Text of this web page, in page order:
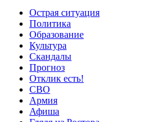
Острая ситуация
Политика
Образование
Культура
Скандалы
Прогноз
Отклик есть!
СВО
Армия
Афиша